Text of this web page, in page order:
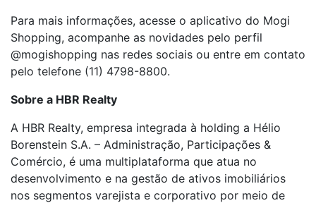
Para mais informações, acesse o aplicativo do Mogi
Shopping, acompanhe as novidades pelo perfil
@mogishopping nas redes sociais ou entre em contato
pelo telefone (11) 4798-8800.
Sobre a HBR Realty
A HBR Realty, empresa integrada à holding a Hélio
Borenstein S.A. – Administração, Participações &
Comércio, é uma multiplataforma que atua no
desenvolvimento e na gestão de ativos imobiliários
nos segmentos varejista e corporativo por meio de